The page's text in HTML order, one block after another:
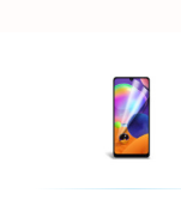
Чохол-накладка